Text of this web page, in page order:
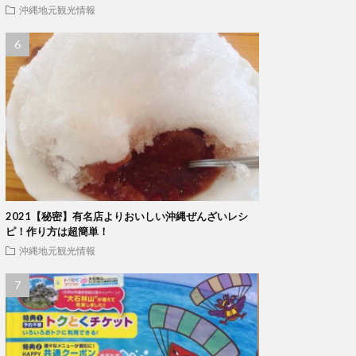
沖縄地元観光情報
2021【秘密】有名店よりおいしい沖縄ぜんざいレシ
ピ！作り方は超簡単！
沖縄地元観光情報